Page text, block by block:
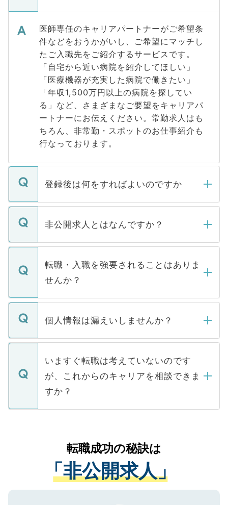
医師専任のキャリアパートナーがご希望条
件などをおうかがいし、ご希望にマッチし
たご入職先をご紹介するサービスです。
「自宅から近い病院を紹介してほしい」
「医療機器が充実した病院で働きたい」
「年収1,500万円以上の病院を探してい
る」など、さまざまなご要望をキャリアパ
ートナーにお伝えください。常勤求人はも
ちろん、非常勤・スポットのお仕事紹介も
行なっております。
登録後は何をすればよいのですか
ご登録いただきましたら、弊社担当者がご
登録内容を確認し、その後メールもしくは
ます。通常、5営業日以内にはご連絡をせて
いただきますので、しばらくお待ちくださ
非公開求人とはなんですか？
マイナビDOCTORで取り扱っている求人の
うち約3割は、Webサイトからご覧いただ
けない「非公開求人」です。非公開求人は
下記の理由によって、一般には公開してい
ません。
■応募殺到を避けるため 人気のある医療機
関を公にしてしまうと、応募が殺到する場
に、医療機関が求める条件に合った人材の
みを人材紹介会社に依頼するケースが増え
ています。
転職・入職を強要されることはありま
せんか？
転職・入職を強要することは一切ありませ
ん。また、仮に応募先から内定をいただい
定を承諾する必要はありません。内定先へ
の辞退の連絡はキャリアパートナーが行い
個人情報は漏えいしませんか？
個人情報が漏えいすることはありませんの
で、ご安心ください。当サイトからの登録
などで収集したご登録者様の個人情報は、
ご本人のキャリアアップおよび転職活動の
支援を目的に使用いたします。お預かりし
ているすべての個人データはご本人の許可
は、個人情報の取り扱いについての厳密な
管理基準を満たした事業者のみに付与され
る、プライバシーマークを取得済みです。
いますぐ転職は考えていないのです
が、これからのキャリアを相談できま
すか？
かがいして、現在の医療機関の状況や紹介
経験をまじえながら、適切なアドバイスを
させていただきます。すぐにご転職をされ
ない方には、長期的なサポートが可能です
ので、まずはご登録ください。
転職成功の秘訣は
「非公開求人」